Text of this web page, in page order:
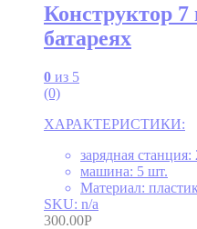
Конструктор
батареях
0 из 5
(0)
ХАРАКТЕРИСТИКИ:
зарядная станция:
машина: 5 шт.
Материал: пластик
SKU: n/a
300.00Р